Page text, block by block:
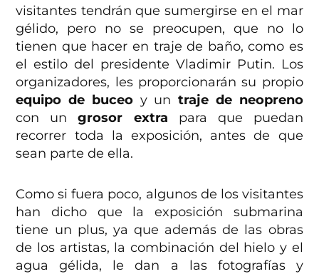
visitantes tendrán que sumergirse en el mar
gélido, pero no se preocupen, que no lo
tienen que hacer en traje de baño, como es
el estilo del presidente Vladimir Putin. Los
organizadores, les proporcionarán su propio
equipo de buceoy untraje de neopreno
con un grosor extra para que puedan
recorrer toda la exposición, antes de que
sean parte de ella.
Como si fuera poco, algunos de los visitantes
han dicho que la exposición submarina
tiene un plus, ya que además de las obras
de los artistas, la combinación del hielo y el
agua gélida, le dan a las fotografías y